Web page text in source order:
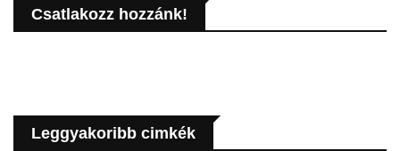
Csatlakozz hozzánk!
Leggyakoribb cimkék